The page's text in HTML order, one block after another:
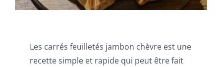
Les carrés feuilletés jambon chèvre est une
recette simple et rapide qui peut être fait